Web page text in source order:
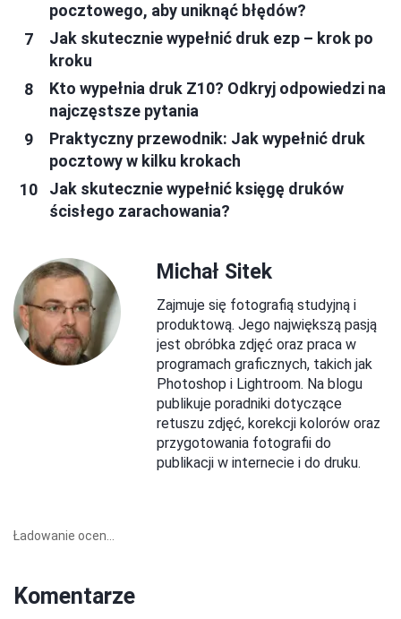
pocztowego, aby uniknąć błędów?
Jak skutecznie wypełnić druk ezp – krok po
kroku
Kto wypełnia druk Z10? Odkryj odpowiedzi na
najczęstsze pytania
Praktyczny przewodnik: Jak wypełnić druk
pocztowy w kilku krokach
Jak skutecznie wypełnić księgę druków
ścisłego zarachowania?
Michał Sitek
Zajmuje się fotografią studyjną i
produktową. Jego największą pasją
jest obróbka zdjęć oraz praca w
programach graficznych, takich jak
Photoshop i Lightroom. Na blogu
publikuje poradniki dotyczące
retuszu zdjęć, korekcji kolorów oraz
przygotowania fotografii do
publikacji w internecie i do druku.
Ładowanie ocen...
Komentarze